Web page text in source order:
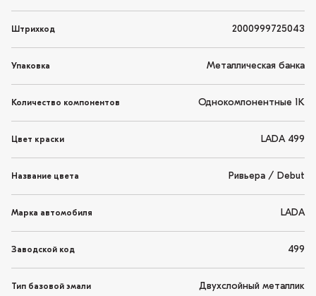
Штрихкод 2000999725043
Упаковка Металлическая банка
Количество компонентов Однокомпонентные 1K
Цвет краски LADA 499
Название цвета Ривьера / Debut
Марка автомобиля LADA
Заводской код 499
Тип базовой эмали Двухслойный металлик